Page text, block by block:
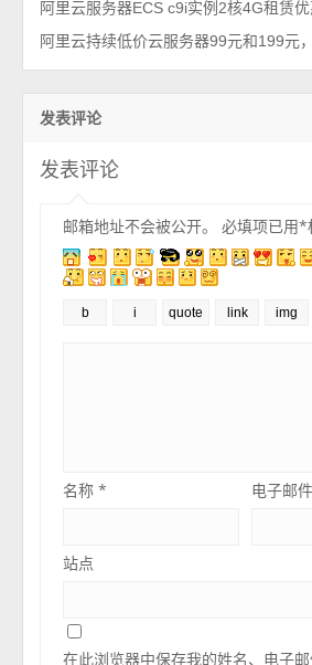
发表评论
发表评论
邮箱地址不会被公开。 必填项已用*
名称* 电子邮
站点
在此浏览器中保存我的姓名、电子邮